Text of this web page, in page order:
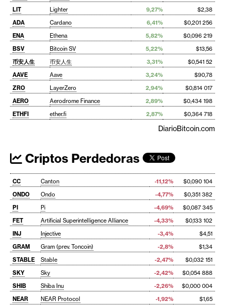
LIT
Lighter 9,27%
$2,38
ADA
Cardano 6,41%
$0,201 256
ENA
Ethena 5,82%
$0,096 219
BSV
Bitcoin SV 5,22%
$13,56
币安人生
币安人生 3,31%
$0,541 52
AAVE
Aave 3,24%
$90,78
ZRO
LayerZero 2,94%
$0,814 017
AERO
Aerodrome Finance 2,89%
$0,434 198
ETHFI
ether.fi 2,87% $0,364 718
DiarioBitcoin.com
Criptos Perdedoras
CC Canton -11,12%
$0,090 104
ONDO
Ondo -4,77%
$0,351 382
PI
Pi -4,69%
$0,087 345
FET
Artificial Superintelligence Alliance -4,33%
$0,133 102
INJ
Injective -3,4%
$4,51
GRAM
Gram (prev. Toncoin) -2,8%
$1,34
STABLE
Stable -2,47%
$0,032 151
SKY
Sky -2,42%
$0,054 888
SHIB
Shiba Inu -2,26%
$0,000 004
NEAR
NEAR Protocol -1,92% $1,65